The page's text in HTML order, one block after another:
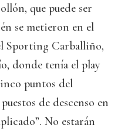
que puede ser
se metieron en el
Sporting Carballiño,
donde tenía el play
puntos del
de descenso en
No estarán